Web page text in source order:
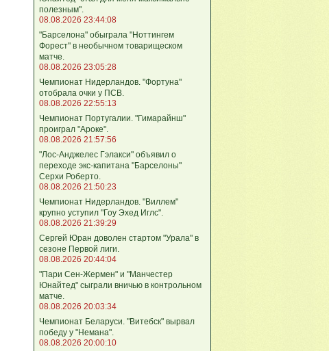
полезным".
08.08.2026 23:44:08
"Барселона" обыграла "Ноттингем
Форест" в необычном товарищеском
матче.
08.08.2026 23:05:28
Чемпионат Нидерландов. "Фортуна"
отобрала очки у ПСВ.
08.08.2026 22:55:13
Чемпионат Португалии. "Гимарайнш"
проиграл "Ароке".
08.08.2026 21:57:56
"Лос-Анджелес Гэлакси" объявил о
переходе экс-капитана "Барселоны"
Серхи Роберто.
08.08.2026 21:50:23
Чемпионат Нидерландов. "Виллем"
крупно уступил "Гоу Эхед Иглс".
08.08.2026 21:39:29
Сергей Юран доволен стартом "Урала" в
сезоне Первой лиги.
08.08.2026 20:44:04
"Пари Сен-Жермен" и "Манчестер
Юнайтед" сыграли вничью в контрольном
матче.
08.08.2026 20:03:34
Чемпионат Беларуси. "Витебск" вырвал
победу у "Немана".
08.08.2026 20:00:10